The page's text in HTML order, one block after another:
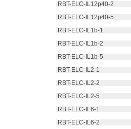
RBT-ELC-IL12p40-2
RBT-ELC-IL12p40-5
RBT-ELC-IL1b-1
RBT-ELC-IL1b-2
RBT-ELC-IL1b-5
RBT-ELC-IL2-1
RBT-ELC-IL2-2
RBT-ELC-IL2-5
RBT-ELC-IL6-1
RBT-ELC-IL6-2